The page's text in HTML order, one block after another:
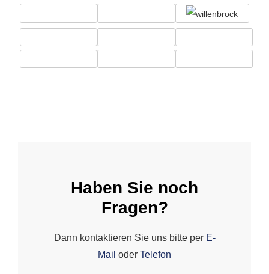
Haben Sie noch
Fragen?
Dann kontaktieren Sie uns bitte per E-
Mail oder Telefon